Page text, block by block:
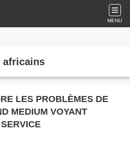
MENU
africains
LES PROBLÈMES DE
MEDIUM VOYANT